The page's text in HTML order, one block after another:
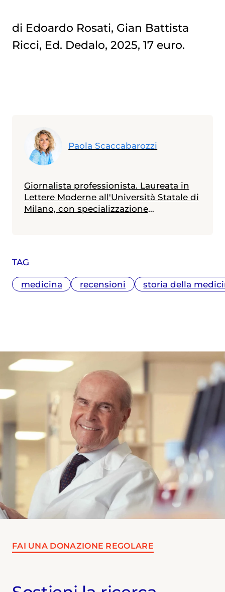
TAG
medicina recensioni storia della
di Edoardo Rosati, Gian Battista
Ricci, Ed. Dedalo, 2025, 17 euro.
Paola Scaccabarozzi
Giornalista professionista. Laureata in
Lettere Moderne all'Università Statale di
Milano, con specializzazione
dall'Ordine Giornalisti della
Lombardia. Ha scritto: "Quando un
figlio si ammala" e, con Claudio
FAI UNA DONAZIONE REGOLARE